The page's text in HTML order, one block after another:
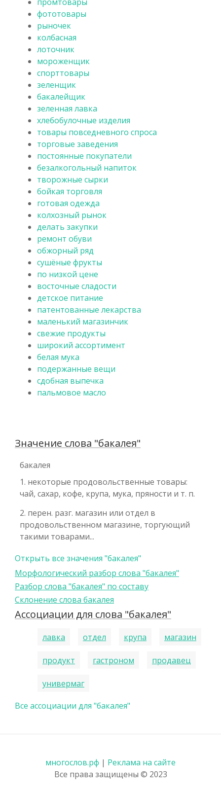
фототовары
рыночек
колбасная
лоточник
мороженщик
спорттовары
зеленщик
бакалейщик
зеленная лавка
хлебобулочные изделия
товары повседневного спроса
торговые заведения
постоянные покупатели
безалкогольный напиток
творожные сырки
бойкая торговля
готовая одежда
колхозный рынок
делать закупки
ремонт обуви
обжорный ряд
сушёные фрукты
по низкой цене
восточные сладости
детское питание
патентованные лекарства
маленький магазинчик
свежие продукты
широкий ассортимент
белая мука
подержанные вещи
сдобная выпечка
пальмовое масло
Значение слова "бакалея"
бакалея
1. некоторые продовольственные товары:
чай, сахар, кофе, крупа, мука, пряности и т. п.
2. перен. разг. магазин или отдел в
продовольственном магазине, торгующий
такими товарами...
Открыть все значения "бакалея"
Морфологический разбор слова "бакалея"
Разбор слова "бакалея" по составу
Склонение слова бакалея
Ассоциации для слова "бакалея"
лавка отдел крупа магазин
продукт гастроном продавец
универмаг
Все ассоциации для "бакалея"
многослов.рф | Реклама на сайте
Все права защищены © 2023